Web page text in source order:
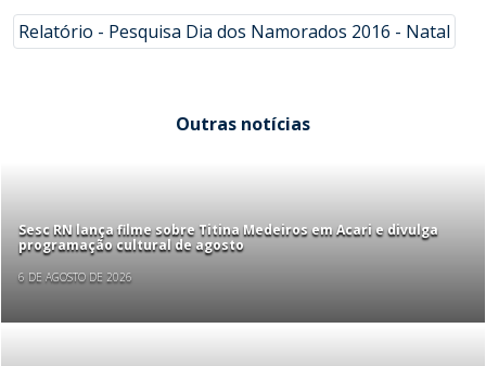
Relatório - Pesquisa Dia dos Namorados 2016 - Natal
Outras notícias
Sesc RN lança filme sobre Titina Medeiros em Acari e divulga
programação cultural de agosto
6 DE AGOSTO DE 2026